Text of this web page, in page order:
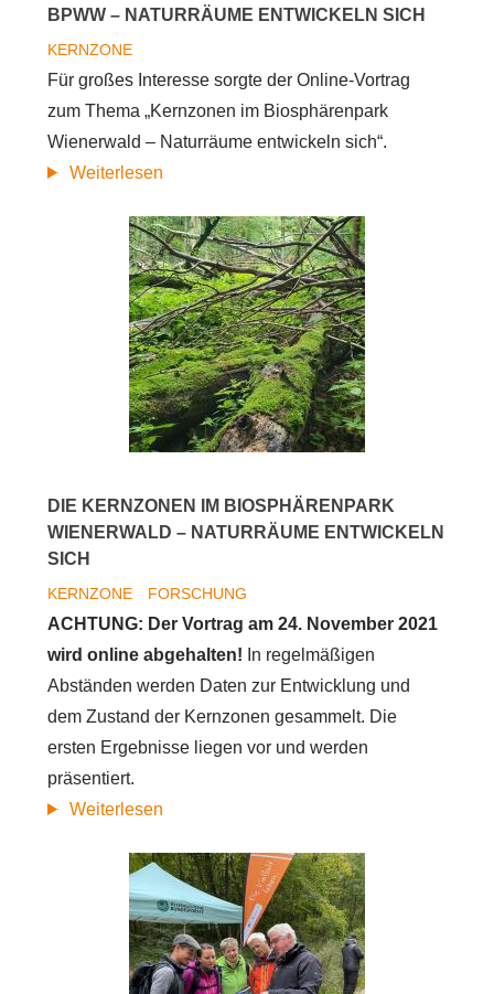
BPWW – NATURRÄUME ENTWICKELN SICH
KERNZONE
Für großes Interesse sorgte der Online-Vortrag
zum Thema „Kernzonen im Biosphärenpark
Wienerwald – Naturräume entwickeln sich“.
Weiterlesen
der
Forschungsergebnisse:
Kernzonen
im
BPWW
–
Naturräume
entwickeln
DIE KERNZONEN IM BIOSPHÄRENPARK
WIENERWALD – NATURRÄUME ENTWICKELN
SICH
KERNZONE FORSCHUNG
ACHTUNG: Der Vortrag am 24. November 2021
wird online abgehalten! In regelmäßigen
Abständen werden Daten zur Entwicklung und
dem Zustand der Kernzonen gesammelt. Die
ersten Ergebnisse liegen vor und werden
präsentiert.
Weiterlesen
im
Biosphärenpark
Wienerwald
–